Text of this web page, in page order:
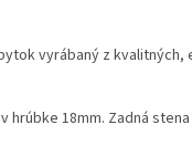
vyrábaný z
hrúbke 18mm. Zadná